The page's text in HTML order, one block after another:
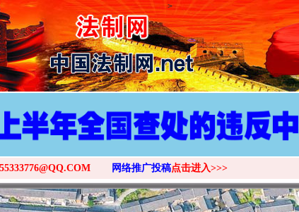
>
网络推广投稿点击进入>>>